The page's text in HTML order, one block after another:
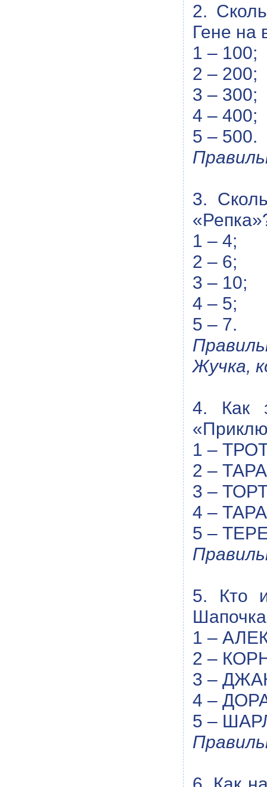
2.
Гене на
1 – 100;
2 – 200;
3 – 300;
4 – 400;
5 – 500.
3.
1 – 4;
2 – 6;
3 – 10;
4 – 5;
5 – 7.
Жучка,
4. Как
1 –
2 –
3 –
4 –
5 –
5. Кто
1 –
2 –
3 –
4 –
5 –